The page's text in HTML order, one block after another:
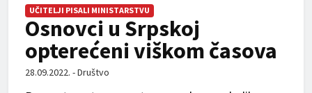
UČITELJI PISALI MINISTARSTVU
Osnovci u Srpskoj
opterećeni viškom časova
28.09.2022. - Društvo